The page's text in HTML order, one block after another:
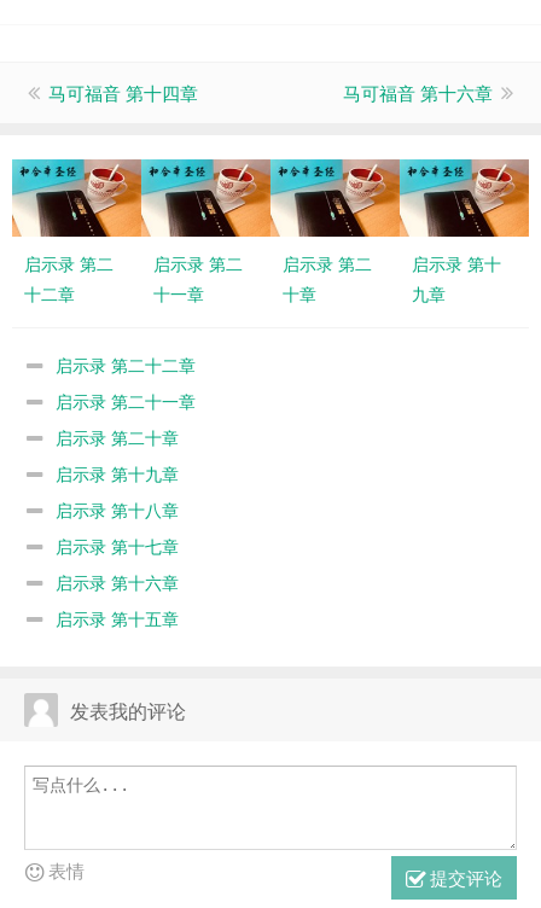
马可福音 第十四章 马可福音 第十六章
启示录 第二
十二章
启示录 第二
十一章
启示录 第二
十章
启示录 第十
九章
启示录 第二十二章
启示录 第二十一章
启示录 第二十章
启示录 第十九章
启示录 第十八章
启示录 第十七章
启示录 第十六章
启示录 第十五章
发表我的评论
提交评论
表情